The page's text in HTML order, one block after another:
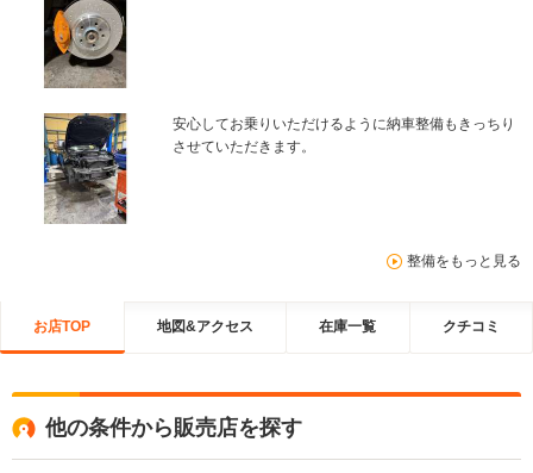
安心してお乗りいただけるように納車整備もきっちり
させていただきます。
整備をもっと見る
お店TOP 地図&アクセス 在庫一覧 クチコミ
他の条件から販売店を探す